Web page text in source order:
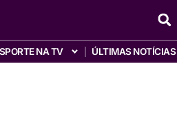
NA TV ÚLTIMAS NOTÍCIAS